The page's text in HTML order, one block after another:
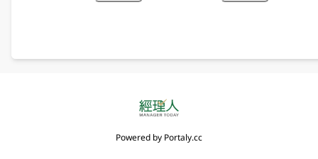
Powered by Portaly.cc